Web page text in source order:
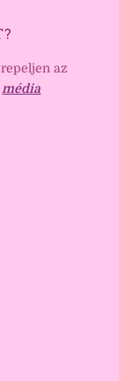
az
média